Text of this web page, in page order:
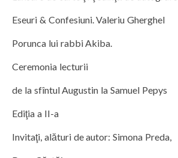
Eseuri & Confesiuni. Valeriu Gherghel
Porunca lui rabbi Akiba.
Ceremonia lecturii
de la sfîntul Augustin la Samuel Pepys
Ediţia a II-a
Invitaţi, alături de autor: Simona Preda,